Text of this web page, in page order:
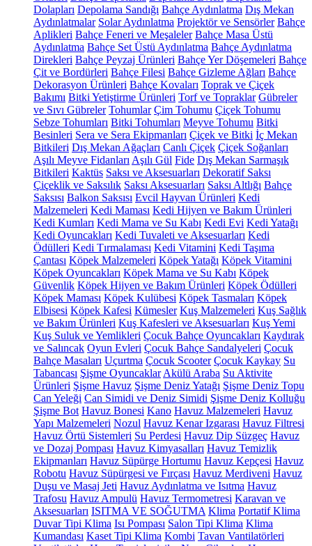
Dolapları Depolama Sandığı Bahçe Aydınlatma Dış Mekan
Aydınlatmalar Solar Aydınlatma Projektör ve Sensörler Bahçe
Aplikleri Bahçe Feneri ve Meşaleler Bahçe Masa Üstü
Aydınlatma Bahçe Set Üstü Aydınlatma Bahçe Aydınlatma
Direkleri Bahçe Peyzaj Ürünleri Bahçe Yer Döşemeleri Bahçe
Çit ve Bordürleri Bahçe Filesi Bahçe Gizleme Ağları Bahçe
Dekorasyon Ürünleri Bahçe Kovaları Toprak ve Çiçek
Bakımı Bitki Yetiştirme Ürünleri Torf ve Topraklar Gübreler
ve Sıvı Gübreler Tohumlar Çim Tohumu Çiçek Tohumu
Sebze Tohumları Bitki Tohumları Meyve Tohumu Bitki
Besinleri Sera ve Sera Ekipmanları Çiçek ve Bitki İç Mekan
Bitkileri Dış Mekan Ağaçları Canlı Çiçek Çiçek Soğanları
Aşılı Meyve Fidanları Aşılı Gül Fide Dış Mekan Sarmaşık
Bitkileri Kaktüs Saksı ve Aksesuarları Dekoratif Saksı
Çiçeklik ve Saksılık Saksı Aksesuarları Saksı Altlığı Bahçe
Saksısı Balkon Saksısı Evcil Hayvan Ürünleri Kedi
Malzemeleri Kedi Maması Kedi Hijyen ve Bakım Ürünleri
Kedi Kumları Kedi Mama ve Su Kabı Kedi Evi Kedi Yatağı
Kedi Oyuncakları Kedi Tuvaleti ve Aksesuarları Kedi
Ödülleri Kedi Tırmalaması Kedi Vitamini Kedi Taşıma
Çantası Köpek Malzemeleri Köpek Yatağı Köpek Vitamini
Köpek Oyuncakları Köpek Mama ve Su Kabı Köpek
Güvenlik Köpek Hijyen ve Bakım Ürünleri Köpek Ödülleri
Köpek Maması Köpek Kulübesi Köpek Tasmaları Köpek
Elbisesi Köpek Kafesi Kümesler Kuş Malzemeleri Kuş Sağlık
ve Bakım Ürünleri Kuş Kafesleri ve Aksesuarları Kuş Yemi
Kuş Suluk ve Yemlikleri Çocuk Bahçe Oyuncakları Kaydırak
ve Salıncak Oyun Evleri Çocuk Bahçe Sandalyeleri Çocuk
Bahçe Masaları Uçurtma Çocuk Scooter Çocuk Kaykay Su
Tabancası Şişme Oyuncaklar Akülü Araba Su Aktivite
Ürünleri Şişme Havuz Şişme Deniz Yatağı Şişme Deniz Topu
Can Yeleği Can Simidi ve Deniz Simidi Şişme Deniz Kolluğu
Şişme Bot Havuz Bonesi Kano Havuz Malzemeleri Havuz
Yapı Malzemeleri Nozul Havuz Kenar Izgarası Havuz Filtresi
Havuz Örtü Sistemleri Su Perdesi Havuz Dip Süzgeç Havuz
ve Dozaj Pompası Havuz Kimyasalları Havuz Temizlik
Ekipmanları Havuz Süpürge Hortumu Havuz Kepçesi Havuz
Robotu Havuz Süpürgesi ve Fırçası Havuz Merdiveni Havuz
Duşu ve Masaj Jeti Havuz Aydınlatma ve Isıtma Havuz
Trafosu Havuz Ampulü Havuz Termometresi Karavan ve
Aksesuarları ISITMA VE SOĞUTMA Klima Portatif Klima
Duvar Tipi Klima Isı Pompası Salon Tipi Klima Klima
Kumandası Kaset Tipi Klima Kombi Tavan Vantilatörleri